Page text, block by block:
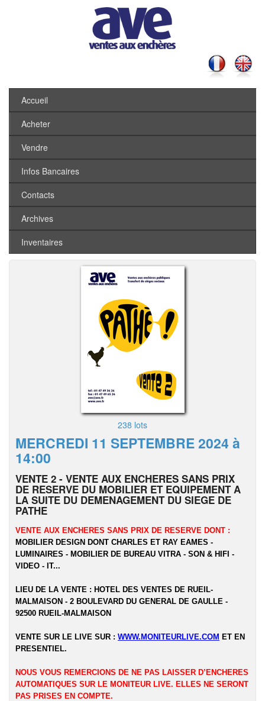
Accueil
Acheter
Vendre
Infos Bancaires
Contacts
Archives
Inventaires
238 lots
MERCREDI 11 SEPTEMBRE 2024 à
14:00
VENTE 2 - VENTE AUX ENCHERES SANS PRIX
DE RESERVE DU MOBILIER ET EQUIPEMENT A
LA SUITE DU DEMENAGEMENT DU SIEGE DE
PATHE
VENTE AUX ENCHERES SANS PRIX DE RESERVE DONT :
MOBILIER DESIGN DONT CHARLES ET RAY EAMES -
LUMINAIRES - MOBILIER DE BUREAU VITRA - SON & HIFI -
VIDEO - IT...
LIEU DE LA VENTE : HOTEL DES VENTES DE RUEIL-
MALMAISON - 2 BOULEVARD DU GENERAL DE GAULLE -
92500 RUEIL-MALMAISON
VENTE SUR LE LIVE SUR : WWW.MONITEURLIVE.COM ET EN
PRESENTIEL.
NOUS VOUS REMERCIONS DE NE PAS LAISSER D’ENCHERES
AUTOMATIQUES SUR LE MONITEUR LIVE. ELLES NE SERONT
PAS PRISES EN COMPTE.